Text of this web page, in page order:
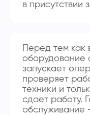
в присутствии
Перед тем как
оборудование
запускает
проверяет
техники и
сдает работу.
обслуживание